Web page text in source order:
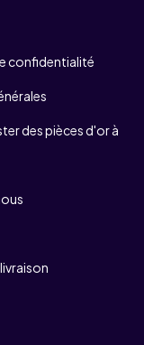
confidentialité
des pièces d'or à